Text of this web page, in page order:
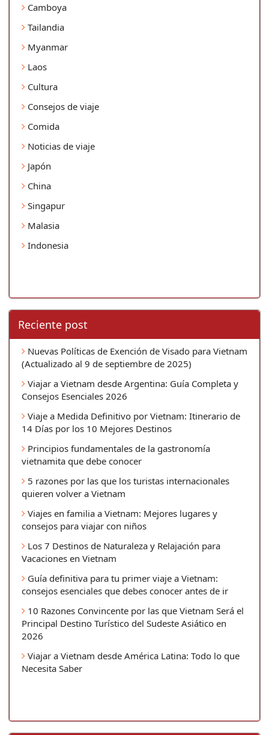
Camboya
Tailandia
Myanmar
Laos
Cultura
Consejos de viaje
Comida
Noticias de viaje
Japón
China
Singapur
Malasia
Indonesia
Reciente post
Nuevas Políticas de Exención de Visado para Vietnam
(Actualizado al 9 de septiembre de 2025)
Viajar a Vietnam desde Argentina: Guía Completa y
Consejos Esenciales 2026
Viaje a Medida Definitivo por Vietnam: Itinerario de
14 Días por los 10 Mejores Destinos
Principios fundamentales de la gastronomía
vietnamita que debe conocer
5 razones por las que los turistas internacionales
quieren volver a Vietnam
Viajes en familia a Vietnam: Mejores lugares y
consejos para viajar con niños
Los 7 Destinos de Naturaleza y Relajación para
Vacaciones en Vietnam
Guía definitiva para tu primer viaje a Vietnam:
consejos esenciales que debes conocer antes de ir
10 Razones Convincente por las que Vietnam Será el
Principal Destino Turístico del Sudeste Asiático en
2026
Viajar a Vietnam desde América Latina: Todo lo que
Necesita Saber